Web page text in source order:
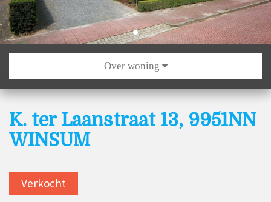
Over woning
K. ter Laanstraat 13, 9951NN
WINSUM
Verkocht